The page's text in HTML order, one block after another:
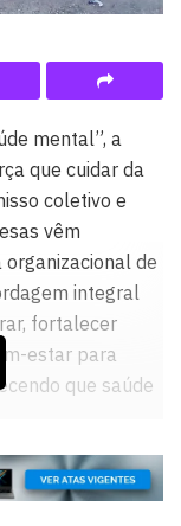
mental”, a
que cuidar da
coletivo e
vêm
de
integral
fortalecer
estar para
que saúde
anos no
uma das